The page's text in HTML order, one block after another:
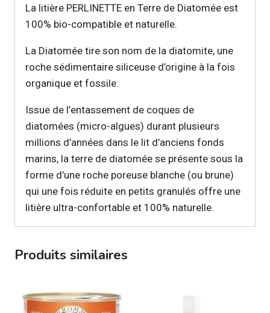
La litière PERLINETTE en Terre de Diatomée est
100% bio-compatible et naturelle.
La Diatomée tire son nom de la diatomite, une
roche sédimentaire siliceuse d’origine à la fois
organique et fossile.
Issue de l’entassement de coques de
diatomées (micro-algues) durant plusieurs
millions d’années dans le lit d’anciens fonds
marins, la terre de diatomée se présente sous la
forme d’une roche poreuse blanche (ou brune)
qui une fois réduite en petits granulés offre une
litière ultra-confortable et 100% naturelle.
Produits similaires